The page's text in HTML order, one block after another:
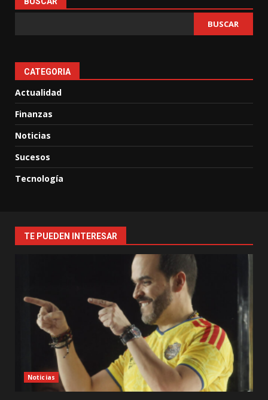
BUSCAR
CATEGORIA
Actualidad
Finanzas
Noticias
Sucesos
Tecnología
TE PUEDEN INTERESAR
Noticias